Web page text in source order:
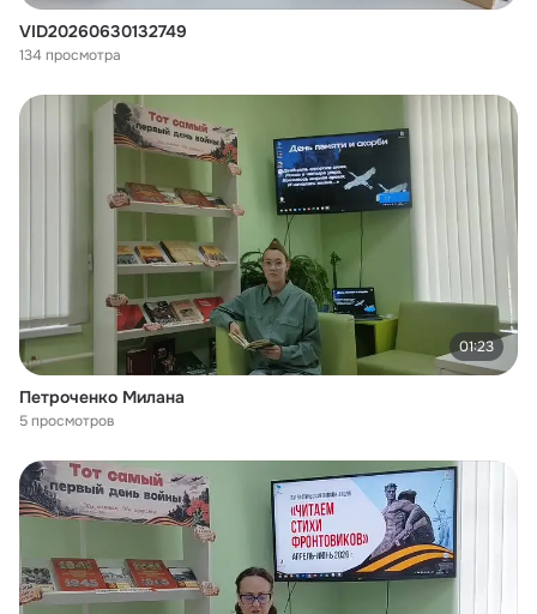
VID20260630132749
134 просмотра
01:23
Петроченко Милана
5 просмотров